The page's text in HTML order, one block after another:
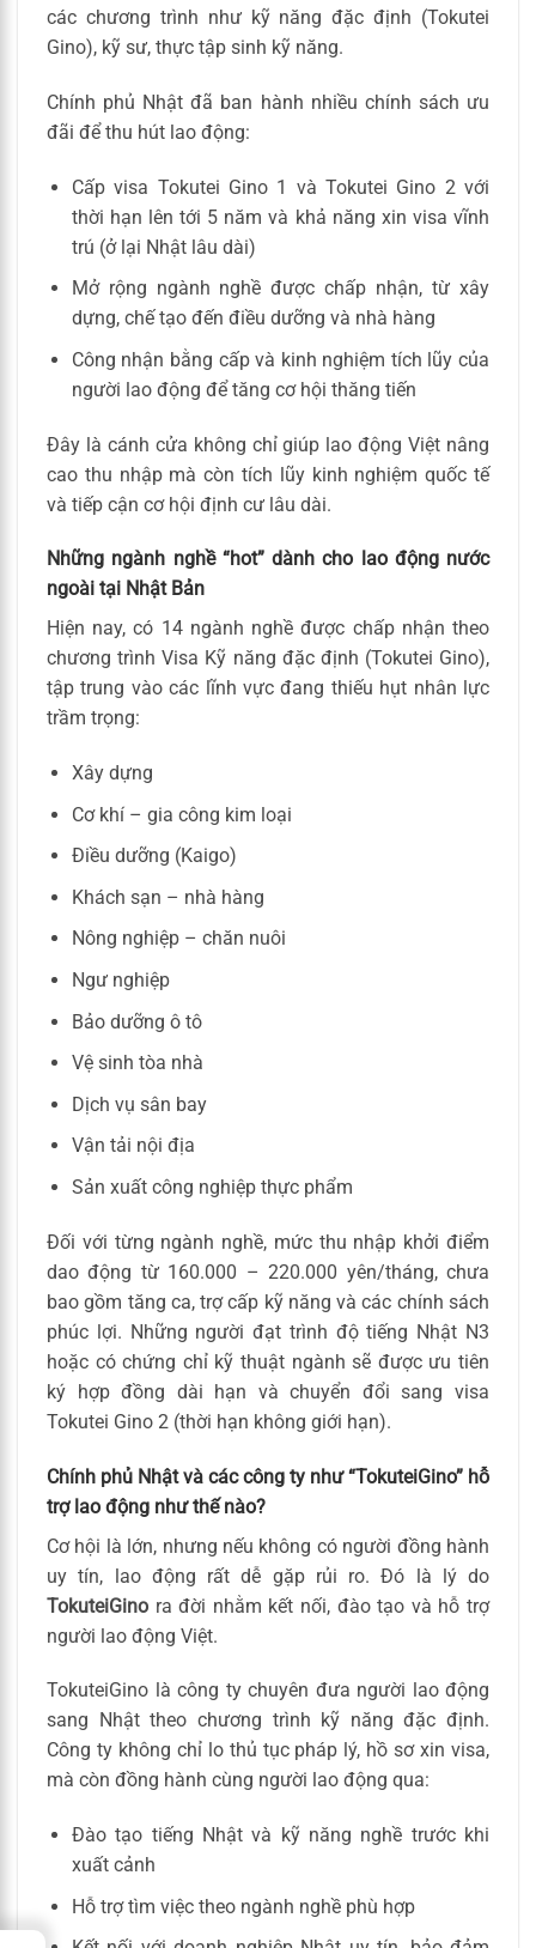
các chương trình như kỹ năng đặc định (Tokutei
Gino), kỹ sư, thực tập sinh kỹ năng.
Chính phủ Nhật đã ban hành nhiều chính sách ưu
đãi để thu hút lao động:
Cấp visa Tokutei Gino 1 và Tokutei Gino 2 với
thời hạn lên tới 5 năm và khả năng xin visa vĩnh
trú (ở lại Nhật lâu dài)
Mở rộng ngành nghề được chấp nhận, từ xây
dựng, chế tạo đến điều dưỡng và nhà hàng
Công nhận bằng cấp và kinh nghiệm tích lũy của
người lao động để tăng cơ hội thăng tiến
Đây là cánh cửa không chỉ giúp lao động Việt nâng
cao thu nhập mà còn tích lũy kinh nghiệm quốc tế
và tiếp cận cơ hội định cư lâu dài.
Những ngành nghề “hot” dành cho lao động nước
ngoài tại Nhật Bản
Hiện nay, có 14 ngành nghề được chấp nhận theo
chương trình Visa Kỹ năng đặc định (Tokutei Gino),
tập trung vào các lĩnh vực đang thiếu hụt nhân lực
trầm trọng:
Xây dựng
Cơ khí – gia công kim loại
Điều dưỡng (Kaigo)
Khách sạn – nhà hàng
Nông nghiệp – chăn nuôi
Ngư nghiệp
Bảo dưỡng ô tô
Vệ sinh tòa nhà
Dịch vụ sân bay
Vận tải nội địa
Sản xuất công nghiệp thực phẩm
Đối với từng ngành nghề, mức thu nhập khởi điểm
dao động từ 160.000 – 220.000 yên/tháng, chưa
bao gồm tăng ca, trợ cấp kỹ năng và các chính sách
phúc lợi. Những người đạt trình độ tiếng Nhật N3
hoặc có chứng chỉ kỹ thuật ngành sẽ được ưu tiên
ký hợp đồng dài hạn và chuyển đổi sang visa
Tokutei Gino 2 (thời hạn không giới hạn).
Chính phủ Nhật và các công ty như “TokuteiGino” hỗ
trợ lao động như thế nào?
Cơ hội là lớn, nhưng nếu không có người đồng hành
uy tín, lao động rất dễ gặp rủi ro. Đó là lý do
TokuteiGino ra đời nhằm kết nối, đào tạo và hỗ trợ
người lao động Việt.
TokuteiGino là công ty chuyên đưa người lao động
sang Nhật theo chương trình kỹ năng đặc định.
Công ty không chỉ lo thủ tục pháp lý, hồ sơ xin visa,
mà còn đồng hành cùng người lao động qua:
Đào tạo tiếng Nhật và kỹ năng nghề trước khi
xuất cảnh
Hỗ trợ tìm việc theo ngành nghề phù hợp